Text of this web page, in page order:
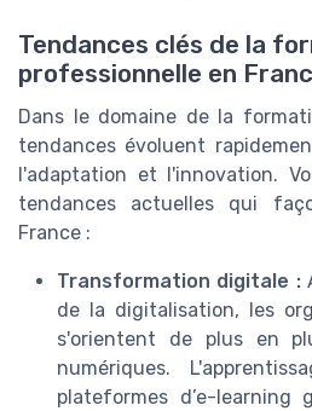
Tendances clés de la
professionnelle en
Dans le domaine de la
tendances évoluent
l'adaptation et l'innovation.
tendances actuelles qui
France :
Transformation digitale :
de la digitalisation, les
s'orientent de plus en
numériques.
plateformes d’e-learning